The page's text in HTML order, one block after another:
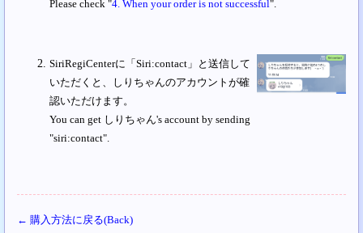
Please check "4. When your order is not successful".
SiriRegiCenterに「Siri:contact」と送信して
いただくと、しりちゃんのアカウントが確
認いただけます。
You can get しりちゃん's account by sending
"siri:contact".
← 購入方法に戻る(Back)